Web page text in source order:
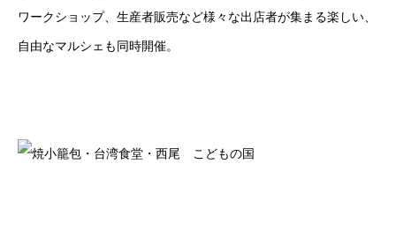
ワークショップ、生産者販売など様々な出店者が集まる楽しい、
自由なマルシェも同時開催。